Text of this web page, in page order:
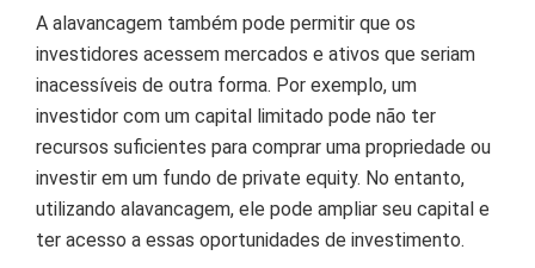
A alavancagem também pode permitir que os
investidores acessem mercados e ativos que seriam
inacessíveis de outra forma. Por exemplo, um
investidor com um capital limitado pode não ter
recursos suficientes para comprar uma propriedade ou
investir em um fundo de private equity. No entanto,
utilizando alavancagem, ele pode ampliar seu capital e
ter acesso a essas oportunidades de investimento.